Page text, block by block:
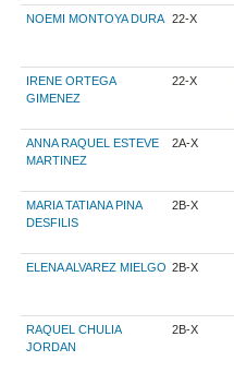
NOEMI MONTOYA DURA 22-X
IRENE ORTEGA
GIMENEZ
22-X
ANNA RAQUEL ESTEVE
MARTINEZ
2A-X
MARIA TATIANA PINA
DESFILIS
2B-X
ELENA ALVAREZ MIELGO 2B-X
RAQUEL CHULIA
JORDAN
2B-X